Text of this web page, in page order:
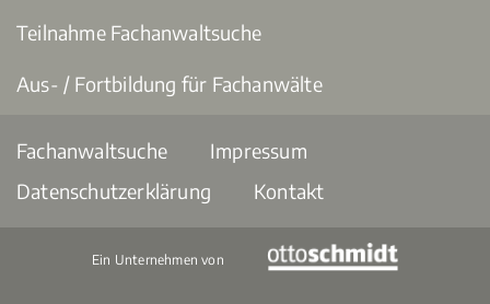
Teilnahme Fachanwaltsuche
Aus- / Fortbildung für Fachanwälte
Fachanwaltsuche
Impressum
Datenschutzerklärung
Kontakt
Ein Unternehmen von